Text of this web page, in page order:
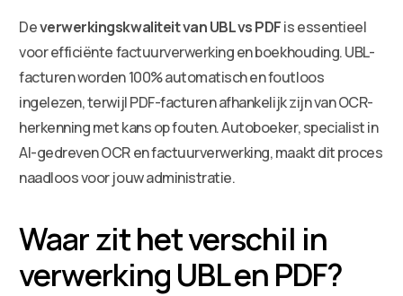
Deverwerkingskwaliteit van UBL vs PDFis essentieel
voor efficiënte factuurverwerking en boekhouding. UBL-
facturen worden 100% automatisch en foutloos
ingelezen, terwijl PDF-facturen afhankelijk zijn van OCR-
herkenning met kans op fouten. Autoboeker, specialist in
AI-gedreven OCR en factuurverwerking, maakt dit proces
naadloos voor jouw administratie.
Waar zit het verschil in
verwerking UBL en PDF?